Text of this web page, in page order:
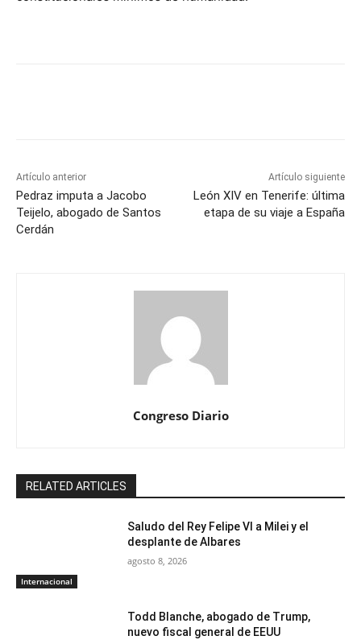
Artículo anterior
Pedraz imputa a Jacobo
Teijelo, abogado de Santos
Cerdán
Artículo siguiente
León XIV en Tenerife: última
etapa de su viaje a España
Congreso Diario
RELATED ARTICLES
Internacional
Saludo del Rey Felipe VI a Milei y el
desplante de Albares
agosto 8, 2026
Todd Blanche, abogado de Trump,
nuevo fiscal general de EEUU